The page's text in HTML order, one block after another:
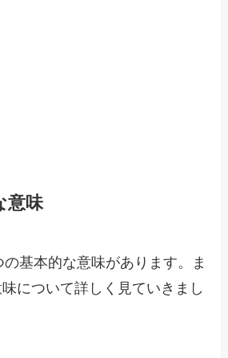
意味
基本的な意味があります。ま
について詳しく見ていきまし